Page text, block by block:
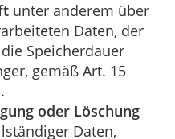
unter anderem über
Daten, der
Speicherdauer
gemäß Art. 15
oder Löschung
Daten,